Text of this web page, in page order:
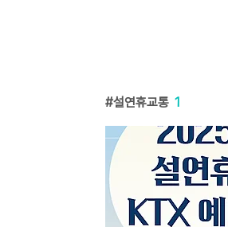
설연휴교통 1